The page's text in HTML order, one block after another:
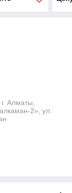
Алматы,
2», ул.